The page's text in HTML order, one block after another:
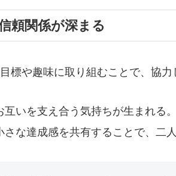
頼関係が深まる
標や趣味に取り組むことで、協力
互いを支え合う気持ちが生まれる。
さな達成感を共有することで、二